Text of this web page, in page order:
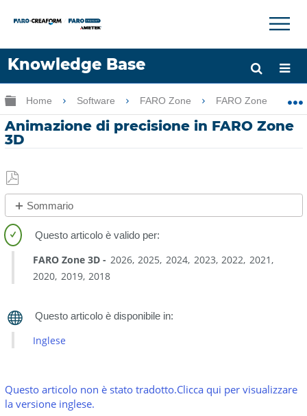
Knowledge Base
Lingua
Chiedere aiuto Accesso
×
Ingrandisci/riduci gerarchia globale
Home Software FARO Zone FARO Zone
Animazione di precisione in FARO Zone
3D
Salva
come
PDF
Sommario
No
intestazioni
FARO Zone 3D 2026 2025 2024 2023 2022 2021
2020 2019 2018
Inglese
Questo articolo non è stato tradotto.Clicca qui per visualizzare
la versione inglese.